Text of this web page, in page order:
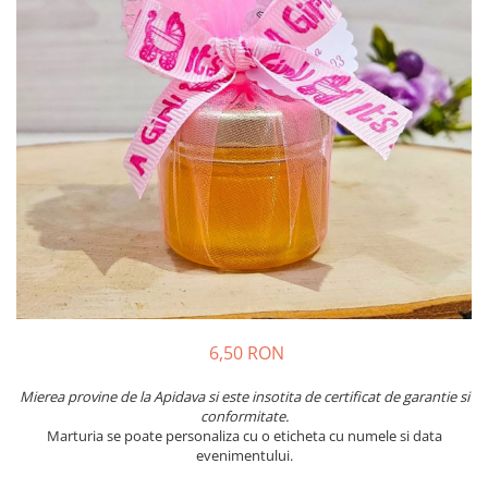
Meniuri & nr de BOTEZ
Plicuri si cartoane pentru INVITATII
Cruciulite de BOTEZ
Invitatii BANCHET
Baloane & decoratiuni BOTEZ
Trusouri & Lumanari Botez
Pahare Miri & Nasi
Cocarde nunta
Inmormatare/pomana
Meniuri pentru NUNTA
Decoratiuni NUNTA
6,50 RON
Mierea provine de la Apidava si este insotita de certificat de garantie si
conformitate.
Marturia se poate personaliza cu o eticheta cu numele si data
evenimentului.